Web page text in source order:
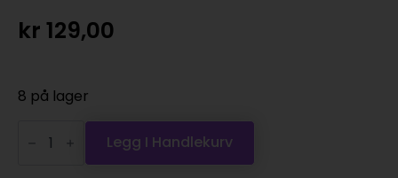
kr 129,00
8 på lager
Lykken...sønn
antall
Legg I Handlekurv